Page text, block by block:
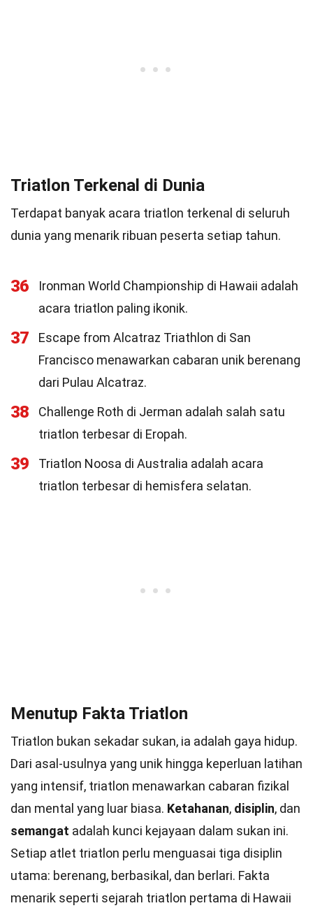
Triatlon Terkenal di Dunia
Terdapat banyak acara triatlon terkenal di seluruh
dunia yang menarik ribuan peserta setiap tahun.
36
Ironman World Championship di Hawaii adalah
acara triatlon paling ikonik.
37
Escape from Alcatraz Triathlon di San
Francisco menawarkan cabaran unik berenang
dari Pulau Alcatraz.
38
Challenge Roth di Jerman adalah salah satu
triatlon terbesar di Eropah.
39
Triatlon Noosa di Australia adalah acara
triatlon terbesar di hemisfera selatan.
Menutup Fakta Triatlon
Triatlon bukan sekadar sukan, ia adalah gaya hidup.
Dari asal-usulnya yang unik hingga keperluan latihan
yang intensif, triatlon menawarkan cabaran fizikal
dan mental yang luar biasa. Ketahanan, disiplin, dan
semangat adalah kunci kejayaan dalam sukan ini.
Setiap atlet triatlon perlu menguasai tiga disiplin
utama: berenang, berbasikal, dan berlari. Fakta
menarik seperti sejarah triatlon pertama di Hawaii